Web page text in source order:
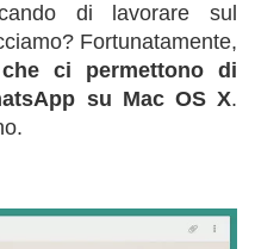
di lavorare sul
Fortunatamente,
ci permettono di
su Mac OS X.